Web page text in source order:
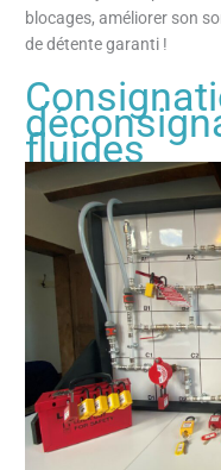
blocages, améliorer son
de détente garanti !
fluides